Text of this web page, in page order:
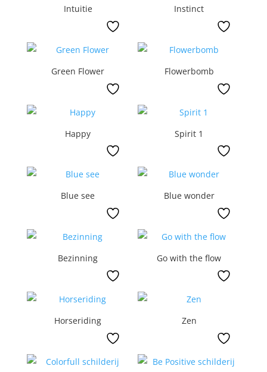
Intuitie Instinct
Green Flower Flowerbomb
Happy Spirit 1
Blue see Blue wonder
Bezinning Go with the flow
Horseriding Zen